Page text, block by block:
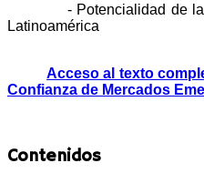
- Potencialidad de la
Latinoamérica
Acceso al texto
Confianza de Mercados
Contenidos